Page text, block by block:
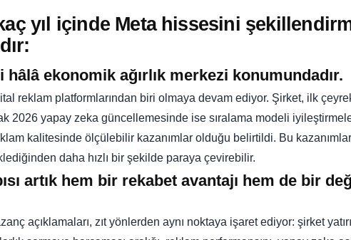
yıl içinde Meta hissesini
ekonomik ağırlık merkezi konumundadır.
reklam platformlarından biri olmaya devam ediyor. Şirket, ilk
2026 yapay zeka güncellemesinde ise sıralama modeli
kalitesinde ölçülebilir kazanımlar olduğu belirtildi. Bu
daha hızlı bir şekilde paraya çevirebilir.
artık hem bir rekabet avantajı hem de bir
açıklamaları, zıt yönlerden aynı noktaya işaret ediyor: şirket